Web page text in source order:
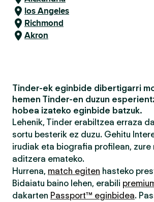
los Angeles
Richmond
Akron
Tinder-ek eginbide dibertigarri
hemen Tinder-en duzun
hobea izateko eginbide batzuk.
Lehenik, Tinder erabiltzea erraza
sortu besterik ez duzu. Gehitu
irudiak eta biografia profilean, zure
aditzera emateko.
Hurrena, match egiten hasteko
Bidaiatu baino lehen, erabili
dakarten Passport™ eginbidea.